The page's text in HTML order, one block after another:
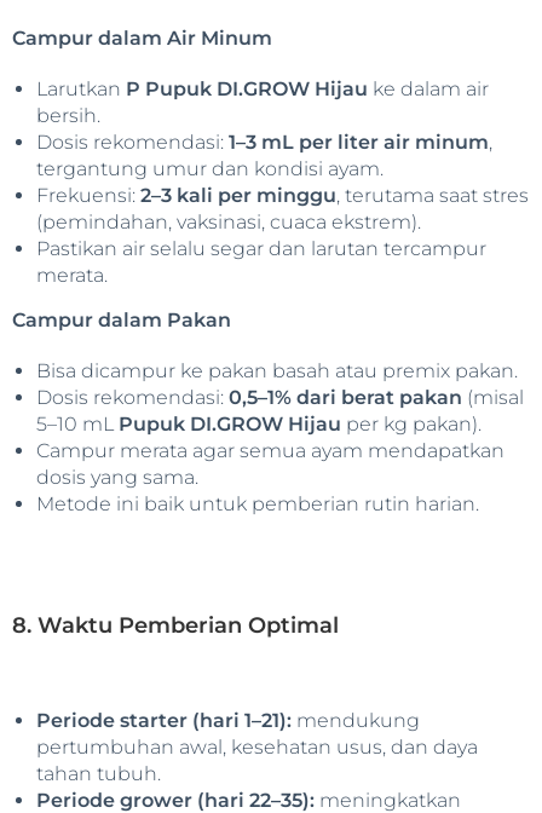
Campur dalam Air Minum
Larutkan P Pupuk DI.GROW Hijau ke dalam air
bersih.
Dosis rekomendasi: 1–3 mL per liter air minum,
tergantung umur dan kondisi ayam.
Frekuensi: 2–3 kali per minggu, terutama saat stres
(pemindahan, vaksinasi, cuaca ekstrem).
Pastikan air selalu segar dan larutan tercampur
merata.
Campur dalam Pakan
Bisa dicampur ke pakan basah atau premix pakan.
Dosis rekomendasi: 0,5–1% dari berat pakan (misal
5–10 mL Pupuk DI.GROW Hijau per kg pakan).
Campur merata agar semua ayam mendapatkan
dosis yang sama.
Metode ini baik untuk pemberian rutin harian.
8. Waktu Pemberian Optimal
Periode starter (hari 1–21): mendukung
pertumbuhan awal, kesehatan usus, dan daya
tahan tubuh.
Periode grower (hari 22–35): meningkatkan